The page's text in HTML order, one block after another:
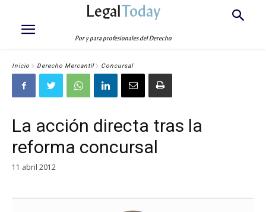
LegalToday
Por y para profesionales del Derecho
Inicio Derecho Mercantil Concursal
La acción directa tras la
reforma concursal
11 abril 2012